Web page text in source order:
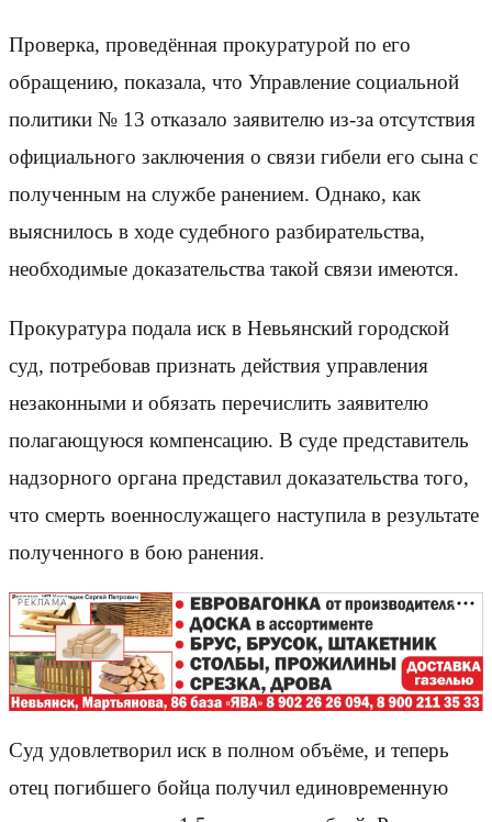
Проверка, проведённая прокуратурой по его
обращению, показала, что Управление социальной
политики № 13 отказало заявителю из-за отсутствия
официального заключения о связи гибели его сына с
полученным на службе ранением. Однако, как
выяснилось в ходе судебного разбирательства,
необходимые доказательства такой связи имеются.
Прокуратура подала иск в Невьянский городской
суд, потребовав признать действия управления
незаконными и обязать перечислить заявителю
полагающуюся компенсацию. В суде представитель
надзорного органа представил доказательства того,
что смерть военнослужащего наступила в результате
полученного в бою ранения.
РЕКЛАМА
Суд удовлетворил иск в полном объёме, и теперь
отец погибшего бойца получил единовременную